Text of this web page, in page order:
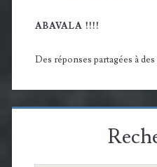
ABAVALA !!!!
Des réponses partagées à